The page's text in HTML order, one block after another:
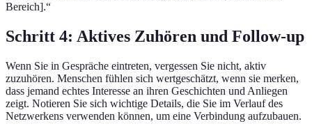
Bereich].“
Schritt 4: Aktives Zuhören und Follow-up
Wenn Sie in Gespräche eintreten, vergessen Sie nicht, aktiv
zuzuhören. Menschen fühlen sich wertgeschätzt, wenn sie merken,
dass jemand echtes Interesse an ihren Geschichten und Anliegen
zeigt. Notieren Sie sich wichtige Details, die Sie im Verlauf des
Netzwerkens verwenden können, um eine Verbindung aufzubauen.